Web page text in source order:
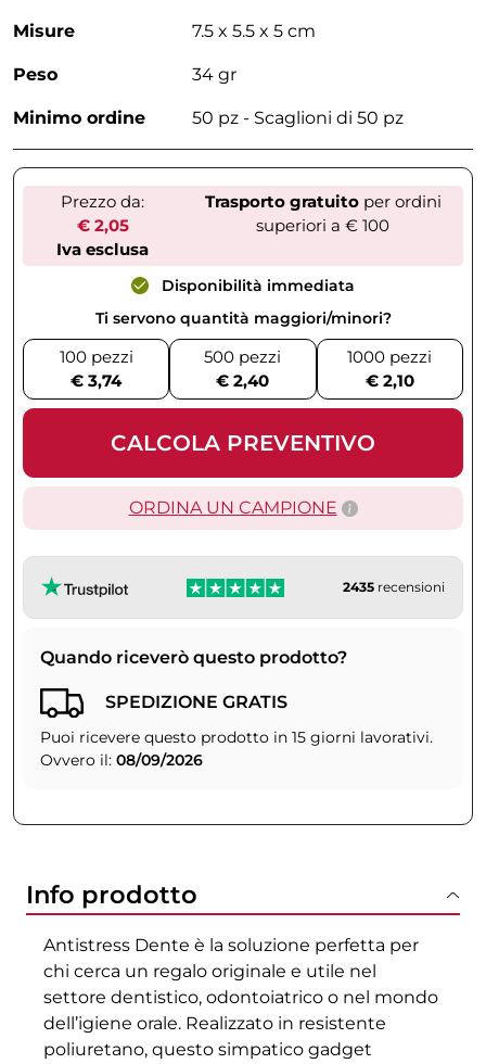
Misure 7.5 x 5.5 x 5 cm
Peso 34 gr
Minimo ordine 50 pz - Scaglioni di 50 pz
Prezzo da:
€ 2,05
Iva esclusa
Trasporto gratuitoper ordini
superiori a € 100
Disponibilità immediata
Ti servono quantità maggiori/minori?
100 pezzi
€ 3,74
500 pezzi
€ 2,40
1000 pezzi
€ 2,10
CALCOLA PREVENTIVO
ORDINA UN CAMPIONE
2435 recensioni
Quando riceverò questo prodotto?
SPEDIZIONE GRATIS
Puoi ricevere questo prodotto in 15 giorni lavorativi.
Ovvero il: 08/09/2026
Info prodotto
Antistress Dente è la soluzione perfetta per
chi cerca un regalo originale e utile nel
settore dentistico, odontoiatrico o nel mondo
dell’igiene orale. Realizzato in resistente
poliuretano, questo simpatico gadget